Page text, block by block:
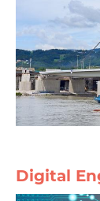
Digital